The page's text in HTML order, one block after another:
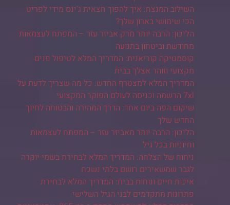
השילוב המנצח: איך להפוך חצאית ג'ינס מידי לפריט
הכי שימושי בארון שלך?
הליכון: הרבה יותר מרק אביזר עזר – המפתח לעצמאות
מחודשת וביטחון בתנועה
קוסמטיקה קוריאנית: המדריך המלא לטיפול פנים
מקצועי וזוהר אצלך בבית
המדריך המלא למצטרף החדש: כל מה שצריך לדעת על
7xl הרשמה וכניסה לעולם הפוקר המקצועי
שיקום הפה ביום אחד: הדרך המהירה והבטוחה לחיוך
החדש שלך
הליכון: הרבה יותר מאביזר עזר – המפתח לעצמאות
וחיוניות בכל גיל
ניחוח של הצלחה: המדריך המלא לבחירת בשמי יוקרה
לגבר שמשאירים רושם בלתי נשכח
איכות חיים ונוחות בבית: המדריך המלא לבחירת
פתרונות מתקדמים לבני הגיל השלישי